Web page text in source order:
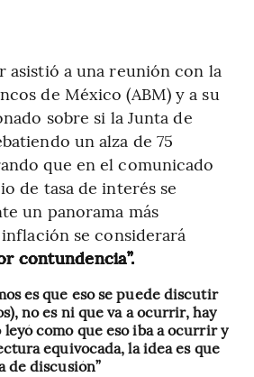
asistió a una reunión con la
de México (ABM) y a su
sobre si la Junta de
un alza de 75
que en el comunicado
de tasa de interés se
un panorama más
se considerará
contundencia”.
es que eso se puede discutir
no es ni que va a ocurrir, hay
leyó como que eso iba a ocurrir y
equivocada, la idea es que
de discusión”